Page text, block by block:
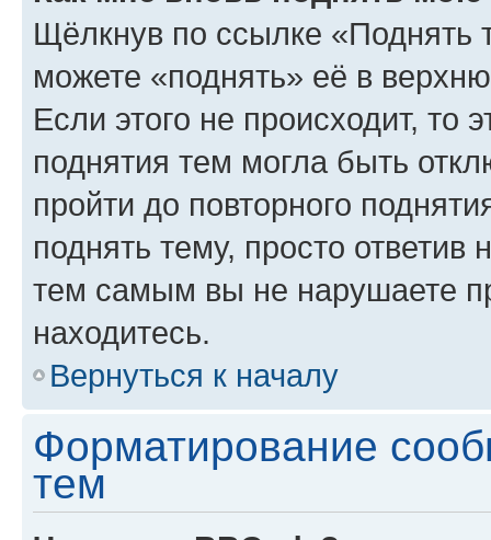
Щёлкнув по ссылке «Поднять
можете «поднять» её в
Если этого не происходит, то
поднятия тем могла быть
пройти до повторного
поднять тему, просто ответив
тем самым вы не нарушаете
находитесь.
Вернуться к началу
Форматирование
тем